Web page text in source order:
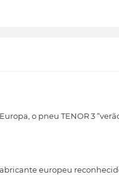
o pneu TENOR 3
europeu